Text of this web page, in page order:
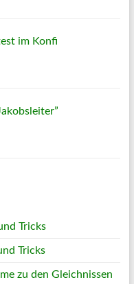
im Konfi
Tricks
Tricks
zu den Gleichnissen